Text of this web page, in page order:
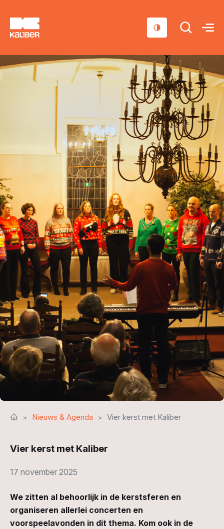
Cursussen
Scholen
Nieuws & Agenda
Nieuws & Agenda Vier kerst met Kaliber
Vier kerst met Kaliber
17 november 2025
We zitten al behoorlijk in de kerstsferen en
organiseren allerlei concerten en
voorspeelavonden in dit thema. Kom ook in de